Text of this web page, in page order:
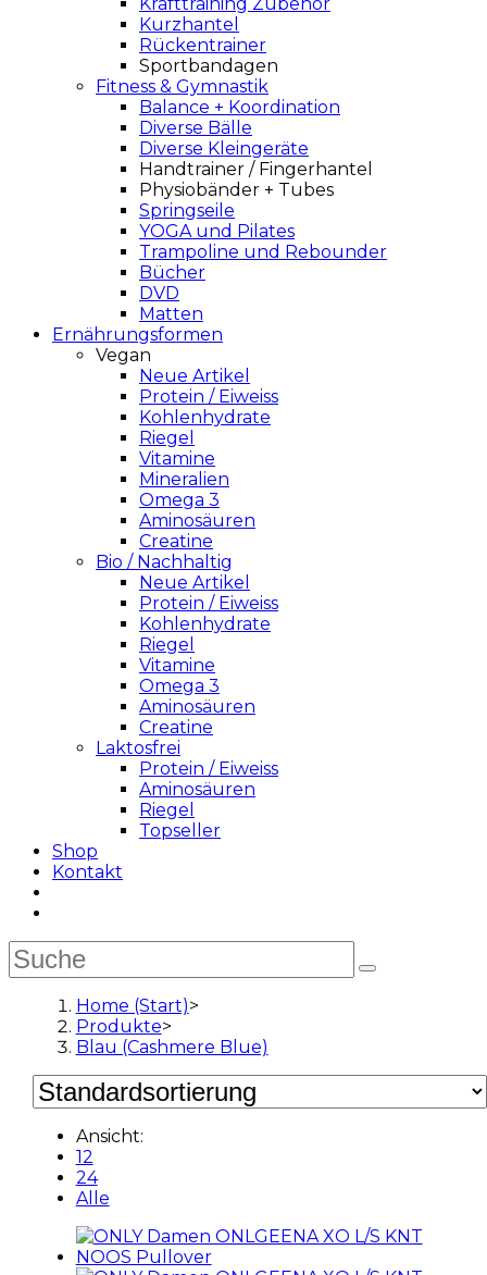
Kurzhantel
Rückentrainer
Sportbandagen
Fitness & Gymnastik
Balance + Koordination
Diverse Bälle
Diverse Kleingeräte
Handtrainer / Fingerhantel
Physiobänder + Tubes
Springseile
YOGA und Pilates
Trampoline und Rebounder
Bücher
DVD
Matten
Ernährungsformen
Vegan
Neue Artikel
Protein / Eiweiss
Kohlenhydrate
Riegel
Vitamine
Mineralien
Omega 3
Aminosäuren
Creatine
Bio / Nachhaltig
Neue Artikel
Protein / Eiweiss
Kohlenhydrate
Riegel
Vitamine
Omega 3
Aminosäuren
Creatine
Laktosfrei
Protein / Eiweiss
Aminosäuren
Riegel
Topseller
Shop
Kontakt
Home (Start)>
Produkte>
Blau (Cashmere Blue)
Ansicht:
12
24
Alle